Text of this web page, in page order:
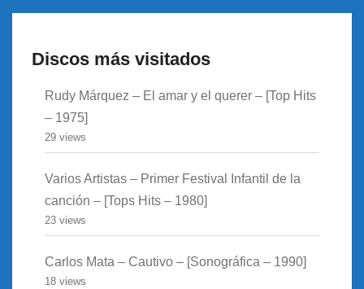
Discos más visitados
Rudy Márquez – El amar y el querer – [Top Hits
– 1975]
29 views
Varios Artistas – Primer Festival Infantil de la
canción – [Tops Hits – 1980]
23 views
Carlos Mata – Cautivo – [Sonográfica – 1990]
18 views